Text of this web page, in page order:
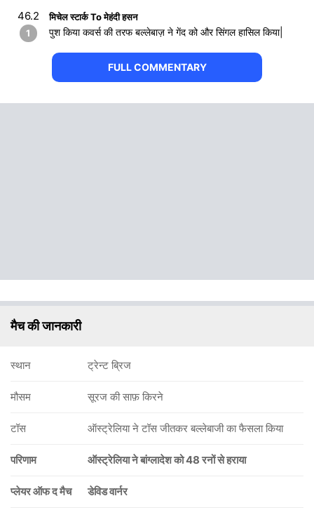
46.2
1
मिचेल स्टार्क To मेहंदी हसन
पुश किया कवर्स की तरफ बल्लेबाज़ ने गेंद को और सिंगल हासिल किया|
FULL COMMENTARY
मैच की जानकारी
स्थान ट्रेन्ट ब्रिज
मौसम सूरज की साफ़ किरने
टॉस ऑस्ट्रेलिया ने टॉस जीतकर बल्लेबाजी का फैसला किया
परिणाम ऑस्ट्रेलिया ने बांग्लादेश को 48 रनों से हराया
प्लेयर ऑफ द मैच डेविड वार्नर